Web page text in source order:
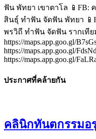
ฟัน พัทยา เขาตาโล
สินธุ์ ทำฟัน จัดฟัน พัทยา
พรวิถี ทำฟัน จัดฟัน รากเทีย
https://maps.app.goo.gl/
https://maps.app.goo.gl/
https://maps.app.goo.gl/
ประกาศที่คล้ายกัน
คลินิกทันตกรรมอ